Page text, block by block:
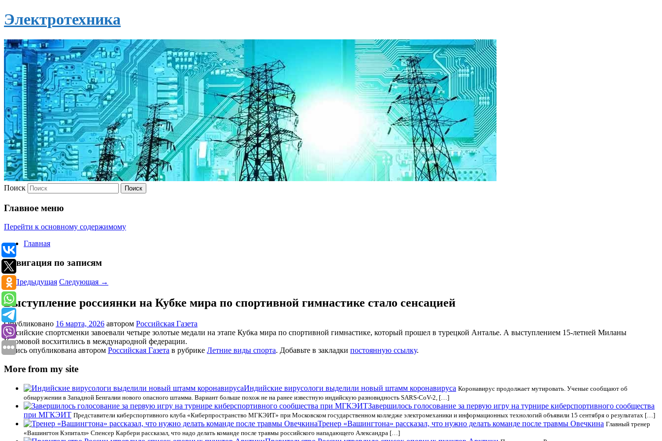
Электротехника
Поиск
Главное меню
Перейти к основному содержимому
Главная
Навигация по записям
←Предыдущая Следующая →
Выступление россиянки на Кубке мира по спортивной гимнастике стало сенсацией
Опубликовано 16 марта, 2026 автором Российская Газета
Российские спортсменки завоевали четыре золотые медали на этапе Кубка мира по спортивной гимнастике, который прошел в турецкой Анталье. А выступлением 15-летней Миланы
Каюмовой восхитились в международной федерации.
Запись опубликована автором Российская Газета в рубрике Летние виды спорта. Добавьте в закладки постоянную ссылку.
More from my site
Индийские вирусологи выделили новый штамм коронавируса Коронавирус продолжает мутировать. Ученые сообщают об
обнаружении в Западной Бенгалии нового опасного штамма. Вариант больше похож не на ранее известную индийскую разновидность SARS-CoV-2, […]
Завершилось голосование за первую игру на турнире киберспортивного сообщества
при МГКЭИТ Представители киберспортивного клуба «Киберпространство МГКЭИТ» при Московском государственном колледже электромеханики и информационных технологий объявили 15 сентября о результатах […]
Тренер «Вашингтона» рассказал, что нужно делать команде после травмы Овечкина Главный тренер
«Вашингтон Кэпиталз» Спенсер Карбери рассказал, что надо делать команде после травмы российского нападающего Александра […]